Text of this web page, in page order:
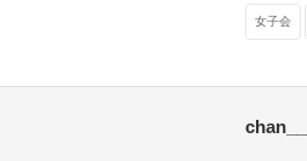
女子会